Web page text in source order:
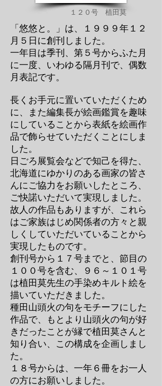
１２０号 植田莫
「悠悠と。」は、１９９９年１２
月５日に創刊しました。
一年目は季刊、第５号からふた月
に一度、いわゆる隔月刊で、偶数
月表記です。
長くお手元に置いていただくため
に、また編集長が絵画鑑賞を趣味
にしていることから表紙を絵画作
品で飾らせていただくことにしま
した。
日ごろ展覧会などで知己を得た、
北海道にゆかりのある画家の皆さ
んにご協力をお願いしたところ、
ご快諾いただいて実現しました。
故人の作品もありますが、これら
はご家族はじめ関係者の方々と親
しくしていただいていることから
実現したものです。
創刊号から１７号までと、節目の
１００号を含む、９６～１０１号
は植田莫先生の手染めキルト絵を
描いていただきました。
種田山頭火の句をモチーフにした
作品で、もとより山頭火の句が好
きだったことが縁で植田莫さんと
知り合い、この構成を企画しまし
た。
１８号からは、一年６冊をお一人
の方にお願いしました。